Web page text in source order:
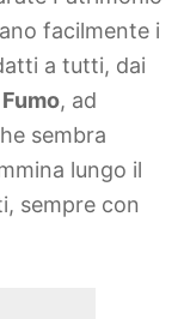
facilmente i
a tutti, dai
, ad
sembra
lungo il
sempre con